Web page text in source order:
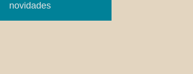
novidades